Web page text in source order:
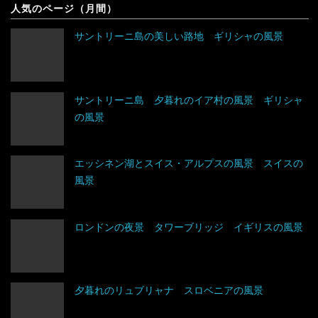
人気のページ（月間）
サントリーニ島の美しい路地 ギリシャの風景
サントリーニ島 夕暮れのイア村の風景 ギリシャ
の風景
エッシネン湖とスイス・アルプスの風景 スイスの
風景
ロンドンの夜景 タワーブリッジ イギリスの風景
夕暮れのリュブリャナ スロベニアの風景
タイ
タジキスタン
チベット
中国
パキスタン
ドイツ
バチカン市国
ハンガリー
フィンランド
ブルガリア
ベルギー
アンティグア・バーブーダ
エクアドル
グアテマラ
コスタリカ
ジャマイカ
ウガンダ
エチオピア
カメルーン